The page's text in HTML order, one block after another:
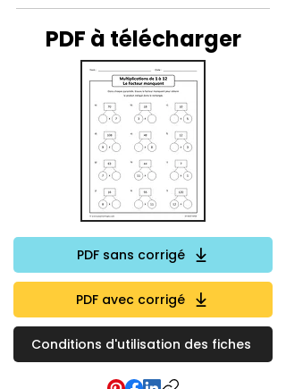
PDF à télécharger
PDF sans corrigé
PDF avec corrigé
Conditions d'utilisation des fiches